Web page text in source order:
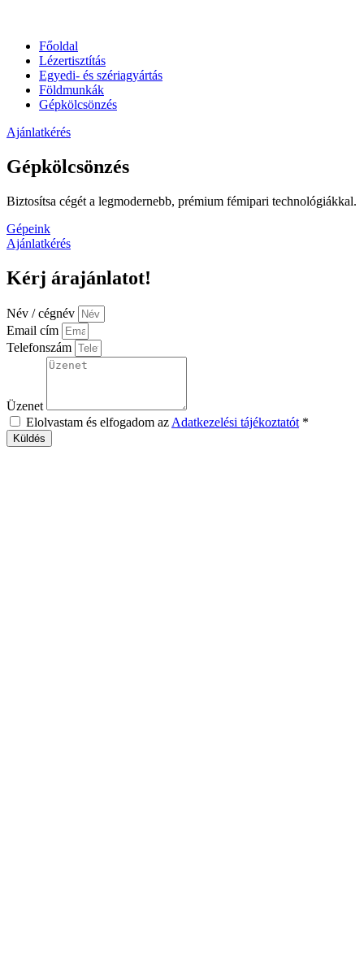
Főoldal
Lézertisztítás
Egyedi- és szériagyártás
Földmunkák
Gépkölcsönzés
Ajánlatkérés
Gépkölcsönzés
Biztosítsa cégét a legmodernebb, prémium fémipari technológiákkal.
Gépeink
Ajánlatkérés
Kérj árajánlatot!
Név / cégnév
Email cím
Telefonszám
Üzenet
Elolvastam és elfogadom az Adatkezelési tájékoztatót *
Küldés